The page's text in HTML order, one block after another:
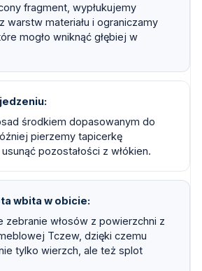
fragment, wypłukujemy
warstw materiału i ograniczamy
mogło wniknąć głębiej w
środkiem dopasowanym do
pierzemy tapicerkę
pozostałości z włókien.
wbita w obicie
zebranie włosów z powierzchni z
Tczew, dzięki czemu
tylko wierzch, ale też splot